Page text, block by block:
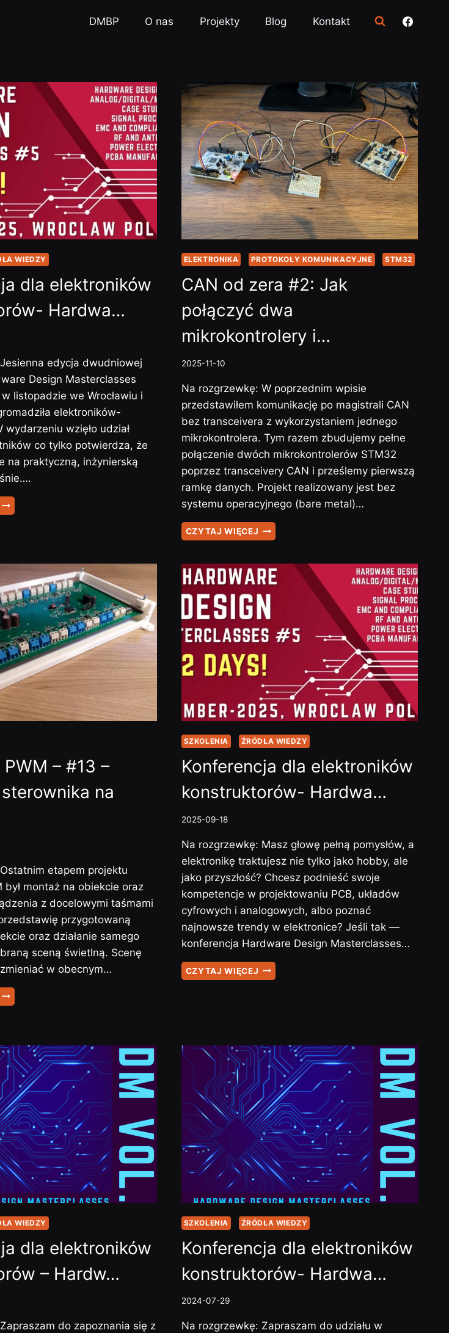
DMBP O nas Projekty Blog Kontakt
WIEDZY
dla elektroników
Hardwa…
edycja dwudniowej
Design Masterclasses
listopadzie we Wrocławiu i
elektroników-
wzięło udział
co tylko potwierdza, że
na praktyczną, inżynierską
KONFERENCJA
ELEKTRONIKA PROTOKOŁY KOMUNIKACYJNE STM32
CAN od zera #2: Jak
połączyć dwa
mikrokontrolery i…
2025-11-10
Na rozgrzewkę: W poprzednim wpisie
przedstawiłem komunikację po magistrali CAN
bez transceivera z wykorzystaniem jednego
mikrokontrolera. Tym razem zbudujemy pełne
połączenie dwóch mikrokontrolerów STM32
poprzez transceivery CAN i prześlemy pierwszą
ramkę danych. Projekt realizowany jest bez
systemu operacyjnego (bare metal)…
CZYTAJ WIĘCEJ CAN
OD
#2:
JAK
POŁĄCZYĆ
DWA
MIKROKONTROLERY
I…
– #13 –
na
etapem projektu
był montaż na obiekcie oraz
z docelowymi taśmami
przygotowaną
oraz działanie samego
sceną świetlną. Scenę
w obecnym…
STEROWNIK
STEROWNIKA
OBI…
SZKOLENIA ŹRÓDŁA WIEDZY
Konferencja dla elektroników
konstruktorów- Hardwa…
2025-09-18
Na rozgrzewkę: Masz głowę pełną pomysłów, a
elektronikę traktujesz nie tylko jako hobby, ale
jako przyszłość? Chcesz podnieść swoje
kompetencje w projektowaniu PCB, układów
cyfrowych i analogowych, albo poznać
najnowsze trendy w elektronice? Jeśli tak —
konferencja Hardware Design Masterclasses…
CZYTAJ WIĘCEJ KONFERENCJA
DLA
WIEDZY
dla elektroników
– Hardw…
do zapoznania się z
SZKOLENIA ŹRÓDŁA WIEDZY
Konferencja dla elektroników
konstruktorów- Hardwa…
2024-07-29
Na rozgrzewkę: Zapraszam do udziału w